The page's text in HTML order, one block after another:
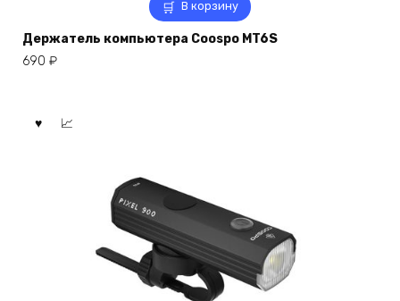
В корзину
Держатель компьютера Coospo MT6S
690 ₽